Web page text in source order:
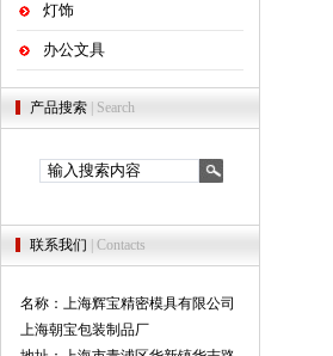
灯饰
办公文具
产品搜索 | Search
联系我们 | Contacts
名称：上海辉宝精密模具有限公司
上海朝宝包装制品厂